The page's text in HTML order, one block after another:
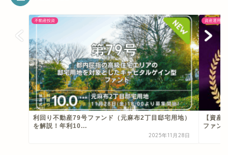
不動産投資
利回り不動産79号ファンド（元麻布2丁目邸宅用地）
を解説！年利10...
2025年11月28日
資産運用
【資産
ファン